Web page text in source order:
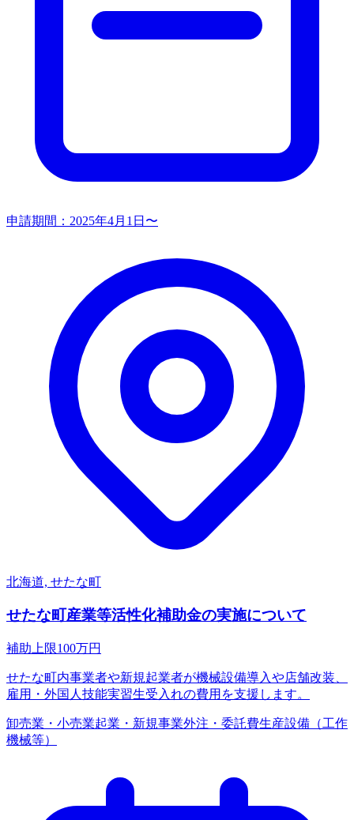
申請期間： 2025年4月1日〜
北海道, せたな町
せたな町産業等活性化補助金の実施について
補助上限100万円
せたな町内事業者や新規起業者が機械設備導入や店舗改装、
雇用・外国人技能実習生受入れの費用を支援します。
卸売業・小売業起業・新規事業外注・委託費生産設備（工作
機械等）